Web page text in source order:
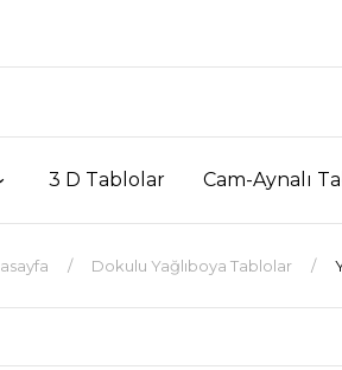
3 D Tablolar Cam-Aynalı
Dokulu Yağlıboya Tablolar